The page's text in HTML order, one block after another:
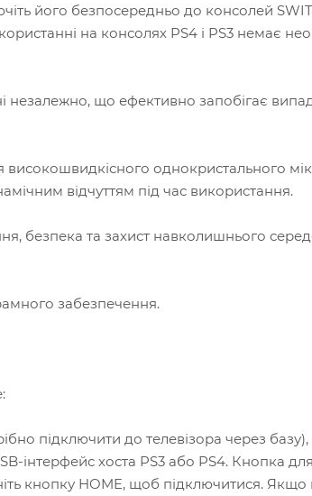
його безпосередньо до консолей
на консолях PS4 і PS3 немає
незалежно, що ефективно запобігає
однокристального
відчуттям під час використання.
безпека та захист навколишнього
забезпечення.
підключити до телевізора через
інтерфейс хоста PS3 або PS4. Кнопка
кнопку HOME, щоб підключитися. Якщо